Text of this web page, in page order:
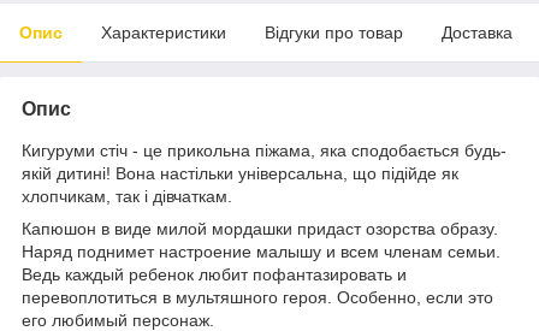
Опис Характеристики Відгуки про товар Доставка
Опис
Кигуруми стіч - це прикольна піжама, яка сподобається будь-
якій дитині! Вона настільки універсальна, що підійде як
хлопчикам, так і дівчаткам.
Капюшон в виде милой мордашки придаст озорства образу.
Наряд поднимет настроение малышу и всем членам семьи.
Ведь каждый ребенок любит пофантазировать и
перевоплотиться в мультяшного героя. Особенно, если это
его любимый персонаж.